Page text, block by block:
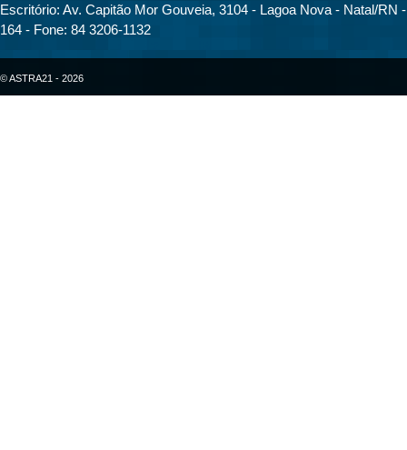
Escritório: Av. Capitão Mor Gouveia, 3104 - Lagoa Nova - Natal/RN
164 - Fone: 84 3206-1132
© ASTRA21 - 2026